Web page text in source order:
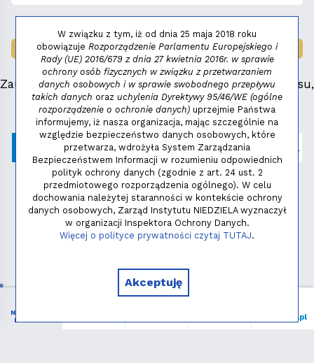
LAUREAT NAGRODY:MAŁY FENIKS 2025
Zauważyłeś błąd, masz propozycje dotyczące serwisu,
napisz:niezbednik@niedziela.pl
Polityka prywatności
Copyright © 2026 - Instytut NIEDZIELA
NIEZBĘDNIK
KATOLIKA
niedziela.pl
W związku z tym, iż od dnia 25 maja 2018 roku
obowiązuje Rozporządzenie Parlamentu Europejskiego i
Rady (UE) 2016/679 z dnia 27 kwietnia 2016r. w sprawie
ochrony osób fizycznych w związku z przetwarzaniem
danych osobowych i w sprawie swobodnego przepływu
takich danych oraz uchylenia Dyrektywy 95/46/WE (ogólne
rozporządzenie o ochronie danych) uprzejmie Państwa
informujemy, iż nasza organizacja, mając szczególnie na
względzie bezpieczeństwo danych osobowych, które
przetwarza, wdrożyła System Zarządzania
Bezpieczeństwem Informacji w rozumieniu odpowiednich
polityk ochrony danych (zgodnie z art. 24 ust. 2
przedmiotowego rozporządzenia ogólnego). W celu
dochowania należytej staranności w kontekście ochrony
danych osobowych, Zarząd Instytutu NIEDZIELA wyznaczył
w organizacji Inspektora Ochrony Danych.
Więcej o polityce prywatności czytaj TUTAJ.
Akceptuję